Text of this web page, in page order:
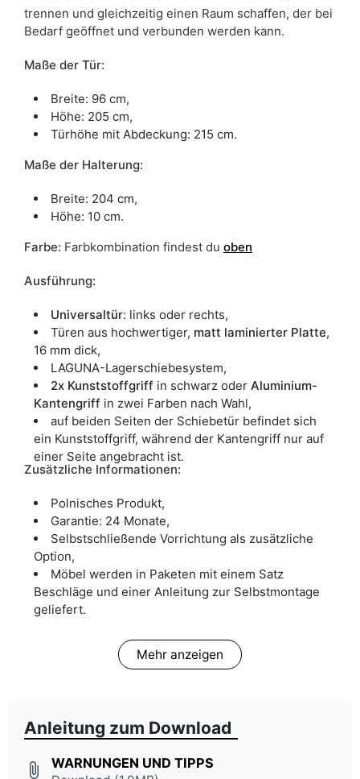
trennen und gleichzeitig einen Raum schaffen, der bei
Bedarf geöffnet und verbunden werden kann.
Maße der Tür:
Breite: 96 cm,
Höhe: 205 cm,
Türhöhe mit Abdeckung: 215 cm.
Maße der Halterung:
Breite: 204 cm,
Höhe: 10 cm.
Farbe: Farbkombination findest du oben
Ausführung:
Universaltür: links oder rechts,
Türen aus hochwertiger, matt laminierter Platte,
16 mm dick,
LAGUNA-Lagerschiebesystem,
2x Kunststoffgriff in schwarz oder Aluminium-
Kantengriff in zwei Farben nach Wahl,
auf beiden Seiten der Schiebetür befindet sich
ein Kunststoffgriff, während der Kantengriff nur auf
einer Seite angebracht ist.
Zusätzliche Informationen:
Polnisches Produkt,
Garantie: 24 Monate,
Selbstschließende Vorrichtung als zusätzliche
Option,
Möbel werden in Paketen mit einem Satz
Beschläge und einer Anleitung zur Selbstmontage
geliefert.
Mehr anzeigen
Anleitung zum Download
attach_file WARNUNGEN UND TIPPS